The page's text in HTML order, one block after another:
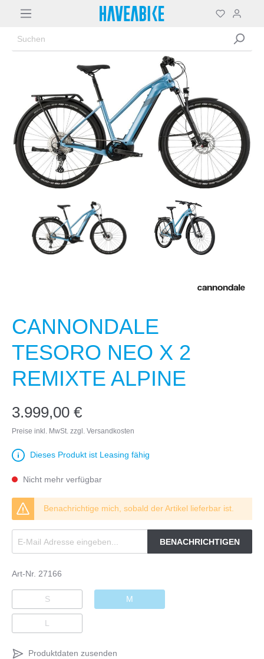
CANNONDALE
TESORO NEO X 2
REMIXTE ALPINE
3.999,00 €
Preise inkl. MwSt. zzgl. Versandkosten
Dieses Produkt ist Leasing fähig
Nicht mehr verfügbar
Benachrichtige mich, sobald der Artikel lieferbar ist.
BENACHRICHTIGEN
Art-Nr. 27166
S M
L
Produktdaten zusenden